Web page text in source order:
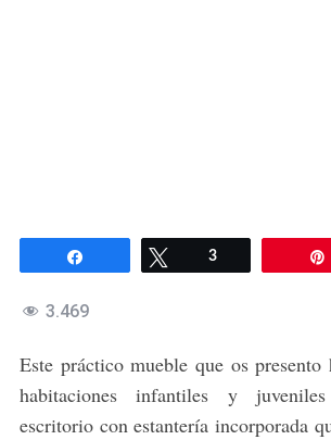
Compartir Twittear
3
3.469
Este práctico mueble que os
habitaciones infantiles y
escritorio con estantería incorporada